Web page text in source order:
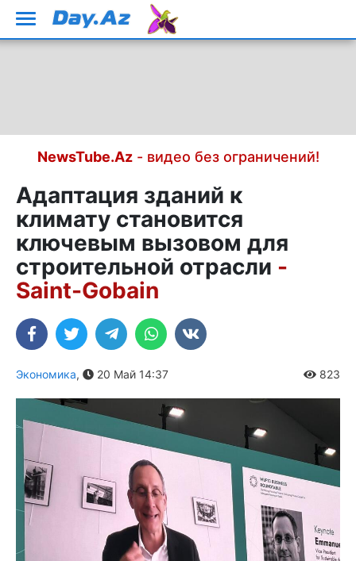
NewsTube.Az- видео без ограничений!
Адаптация зданий к
климату становится
ключевым вызовом для
строительной отрасли -
Saint-Gobain
Экономика, 20 Май 14:37 823